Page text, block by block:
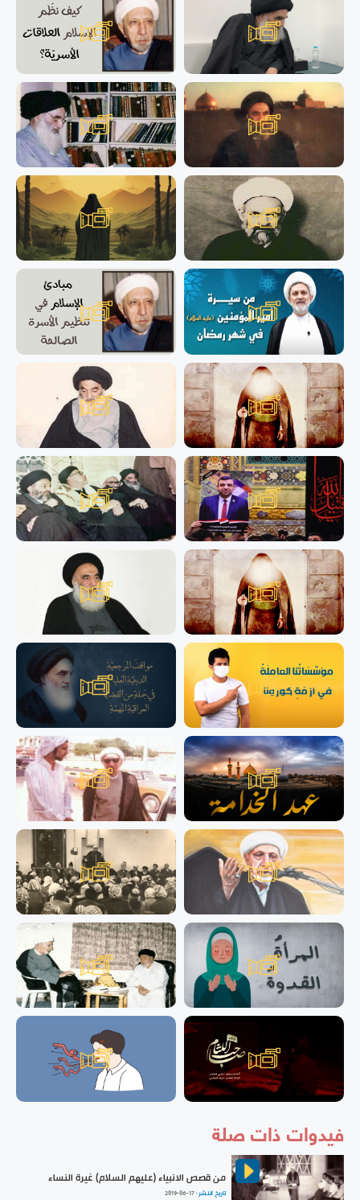
فيدوات ذات صلة
من قصص الانبياء (عليهم السلام) غيرة النساء
تاريخ النشر :2019-06-17